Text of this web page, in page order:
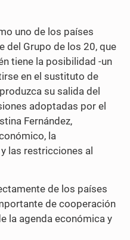
uno de los países
del Grupo de los 20, que
tiene la posibilidad -un
en el sustituto de
su salida del
adoptadas por el
Fernández,
la
las restricciones al
de los países
de cooperación
la agenda económica y